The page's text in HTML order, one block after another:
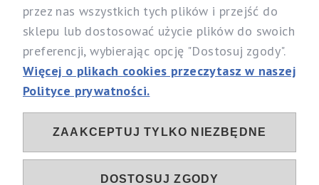
Specjalistyczny Sklep dla Alergików Mirosław Rybicki
Sobików 5, 05-530 Góra Kalwaria
woj. mazowieckie
Telefon:537 111 212, 731 603 303
Email:info@alergia-dom.pl
Sociale
przez nas wszystkich tych plików i przejść do
sklepu lub dostosować użycie plików do swoich
preferencji, wybierając opcję "Dostosuj zgody".
Więcej o plikach cookies przeczytasz w naszej
Polityce prywatności.
ZAAKCEPTUJ TYLKO NIEZBĘDNE
DOSTOSUJ ZGODY